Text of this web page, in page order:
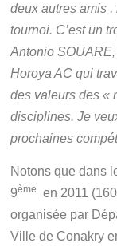
deux autres amis
tournoi. C’est un
Antonio
Horoya AC qui
des valeurs des «
disciplines. Je
prochaines
Notons que dans
9ème
en 2011
organisée par
Ville de Conakry